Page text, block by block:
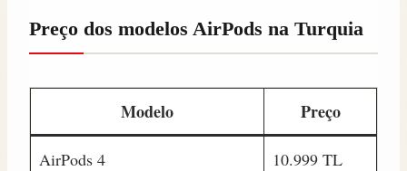
Preço dos modelos AirPods na Turquia
Modelo Preço
AirPods 4 10.999 TL